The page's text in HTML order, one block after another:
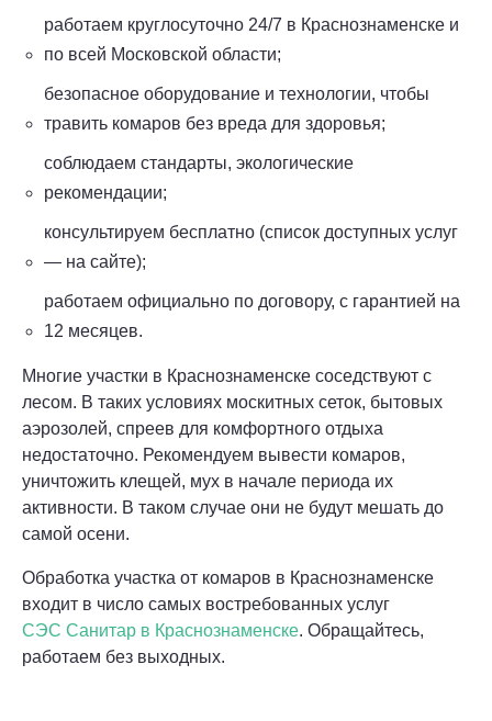
работаем круглосуточно 24/7 в Краснознаменске и
по всей Московской области;
безопасное оборудование и технологии, чтобы
травить комаров без вреда для здоровья;
соблюдаем стандарты, экологические
рекомендации;
консультируем бесплатно (список доступных услуг
— на сайте);
работаем официально по договору, с гарантией на
12 месяцев.
Многие участки в Краснознаменске соседствуют с
лесом. В таких условиях москитных сеток, бытовых
аэрозолей, спреев для комфортного отдыха
недостаточно. Рекомендуем вывести комаров,
уничтожить клещей, мух в начале периода их
активности. В таком случае они не будут мешать до
самой осени.
Обработка участка от комаров в Краснознаменске
входит в число самых востребованных услуг
СЭС Санитар в Краснознаменске. Обращайтесь,
работаем без выходных.